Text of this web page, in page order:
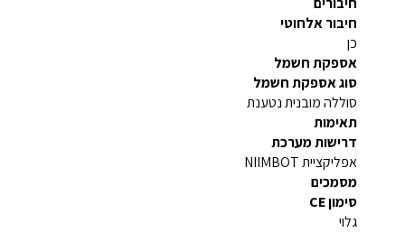
חיבור אלחוטי
כן
אספקת חשמל
סוג אספקת חשמל
סוללה מובנית נטענת
תאימות
דרישות מערכת
אפליקציית NIIMBOT
מסמכים
סימון CE
גלוי